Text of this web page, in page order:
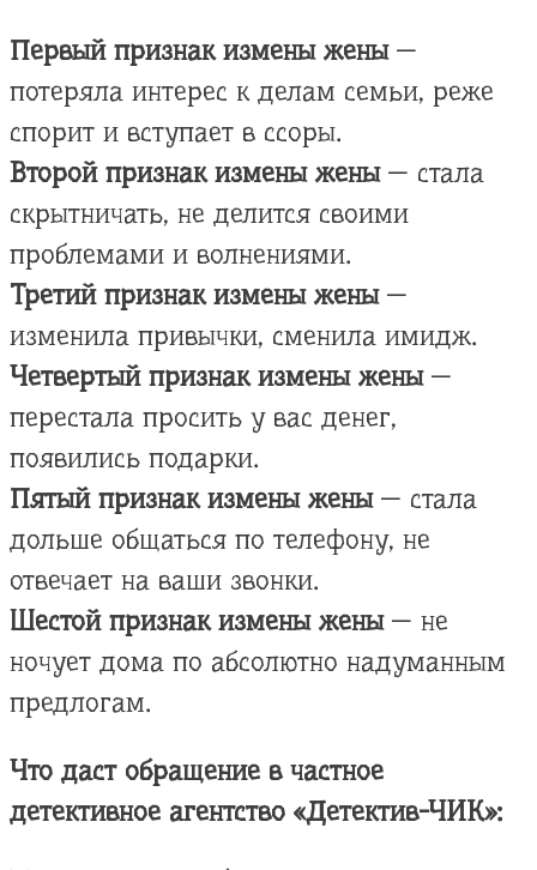
Первый признак измены жены—
потеряла интерес к делам семьи, реже
спорит и вступает в ссоры.
Второй признак измены жены— стала
скрытничать, не делится своими
проблемами и волнениями.
Третий признак измены жены—
изменила привычки, сменила имидж.
Четвертый признак измены жены—
перестала просить у вас денег,
появились подарки.
Пятый признак измены жены— стала
дольше общаться по телефону, не
отвечает на ваши звонки.
Шестой признак измены жены— не
ночует дома по абсолютно надуманным
предлогам.
Что даст обращение в частное
детективное агентство «Детектив-ЧИК»: